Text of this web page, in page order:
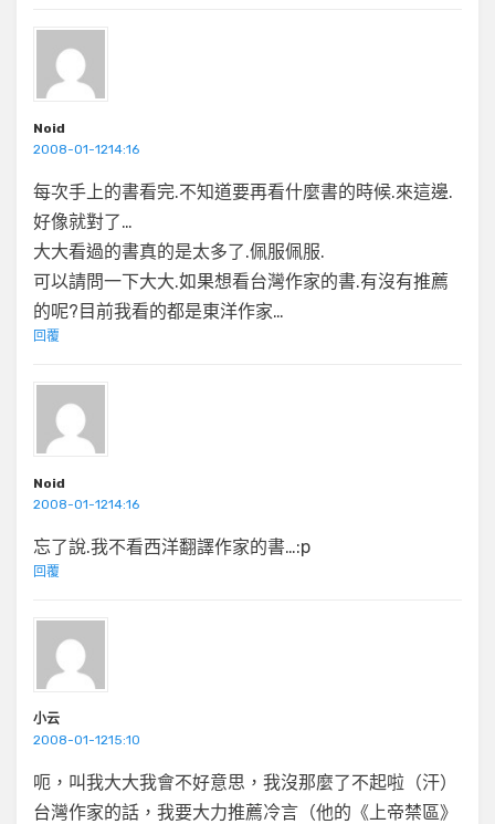
Noid
2008-01-1214:16
每次手上的書看完.不知道要再看什麼書的時候.來這邊.
好像就對了…
大大看過的書真的是太多了.佩服佩服.
可以請問一下大大.如果想看台灣作家的書.有沒有推薦
的呢?目前我看的都是東洋作家…
回覆
Noid
2008-01-1214:16
忘了說.我不看西洋翻譯作家的書…:p
回覆
小云
2008-01-1215:10
呃，叫我大大我會不好意思，我沒那麼了不起啦（汗）
台灣作家的話，我要大力推薦冷言（他的《上帝禁區》